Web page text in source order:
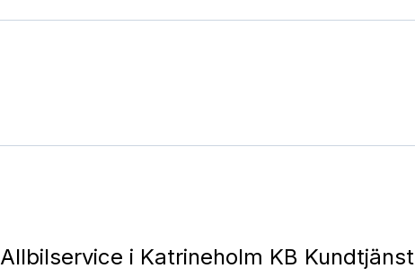
Allbilservice i Katrineholm KB Kundtjänst